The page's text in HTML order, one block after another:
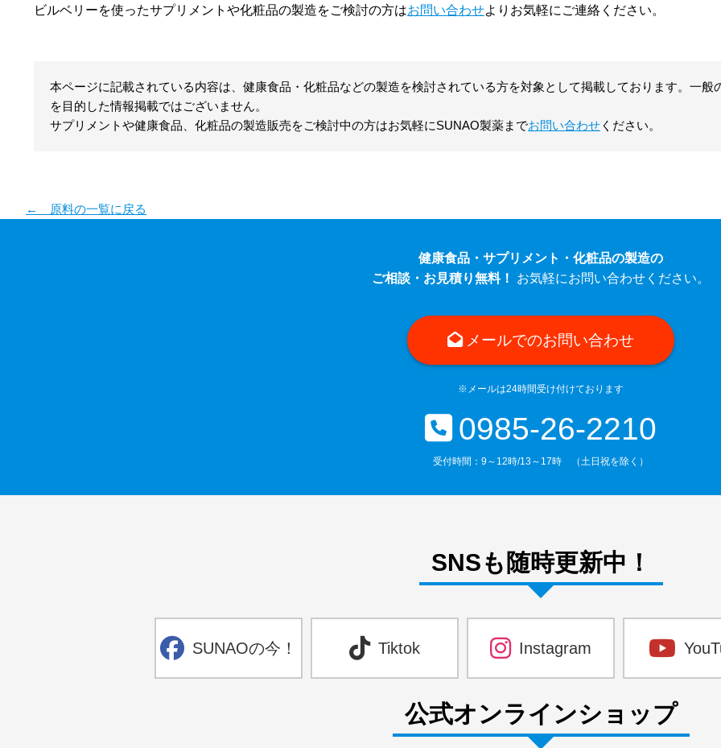
ビルベリーを使ったサプリメントや化粧品の製造をご検討の方はお問い合わせよりお気軽にご連絡ください。
本ページに記載されている内容は、健康食品・化粧品などの製造を検討されている方を対象として掲載しております。一般
を目的した情報掲載ではございません。
サプリメントや健康食品、化粧品の製造販売をご検討中の方はお気軽にSUNAO製薬までお問い合わせ ください。
← 原料の一覧に戻る
健康食品・サプリメント・化粧品の製造の
ご相談・お見積り無料！
お気軽にお問い合わせください。
メールでのお問い合わせ
※メールは24時間受け付けております
0985-26-2210
受付時間：9～12時/13～17時 （土日祝を除く）
SNSも随時更新中！
SUNAOの今！ Tiktok Instagram
公式オンラインショップ